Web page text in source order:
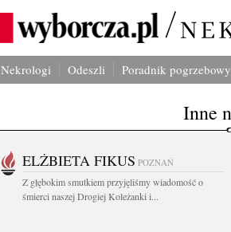
Nekrologi Odeszli Poradnik pogrzebowy
Inne
ELŻBIETA FIKUS POZNAŃ
Z głębokim smutkiem przyjęliśmy wiadomość o
śmierci naszej Drogiej Koleżanki i...